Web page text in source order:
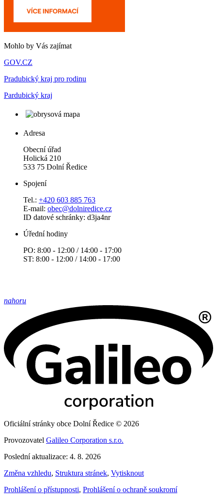
Mohlo by Vás zajímat
GOV.CZ
Pradubický kraj pro rodinu
Pardubický kraj
Adresa
Obecní úřad
Holická 210
533 75 Dolní Ředice
Spojení
Tel.: +420 603 885 763
E-mail: obec@dolniredice.cz
ID datové schránky: d3ja4nr
Úřední hodiny
PO: 8:00 - 12:00 / 14:00 - 17:00
ST: 8:00 - 12:00 / 14:00 - 17:00
nahoru
Oficiální stránky obce Dolní Ředice © 2026
Provozovatel Galileo Corporation s.r.o.
Poslední aktualizace: 4. 8. 2026
Změna vzhledu, Struktura stránek, Vytisknout
Prohlášení o přístupnosti, Prohlášení o ochraně soukromí